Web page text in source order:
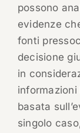
possono
evidenze
fonti
decisione
in
informazioni
basata
singolo